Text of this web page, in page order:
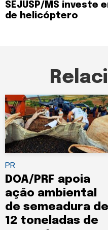
SEJUSP/MS investe
de helicóptero
PR
DOA/PRF apoia
ação ambiental
de semeadura de
12 toneladas de